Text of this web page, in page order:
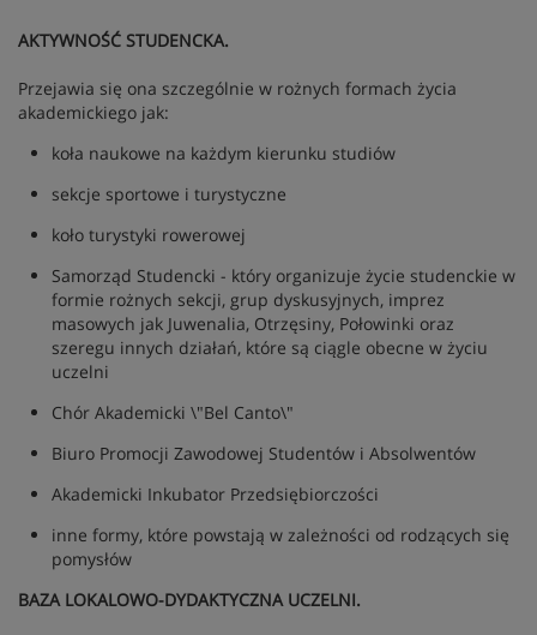
AKTYWNOŚĆ STUDENCKA.
Przejawia się ona szczególnie w rożnych formach życia
akademickiego jak:
koła naukowe na każdym kierunku studiów
sekcje sportowe i turystyczne
koło turystyki rowerowej
Samorząd Studencki - który organizuje życie studenckie w
formie rożnych sekcji, grup dyskusyjnych, imprez
masowych jak Juwenalia, Otrzęsiny, Połowinki oraz
szeregu innych działań, które są ciągle obecne w życiu
uczelni
Chór Akademicki \"Bel Canto\"
Biuro Promocji Zawodowej Studentów i Absolwentów
Akademicki Inkubator Przedsiębiorczości
inne formy, które powstają w zależności od rodzących się
pomysłów
BAZA LOKALOWO-DYDAKTYCZNA UCZELNI.